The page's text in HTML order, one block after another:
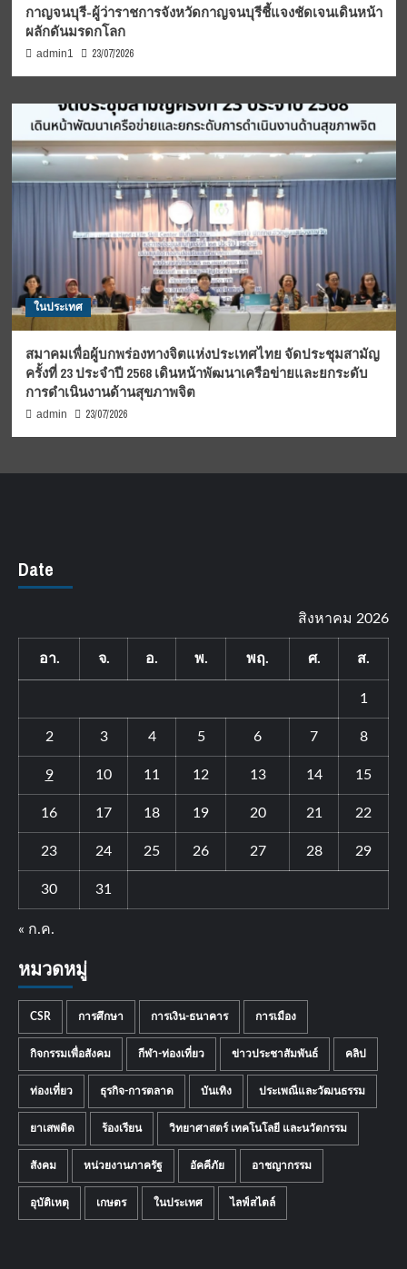
กาญจนบุรี-ผู้ว่าราชการจังหวัดกาญจนบุรีชี้แจงชัดเจนเดินหน้า
ผลักดันมรดกโลก
admin1 23/07/2026
ในประเทศ
สมาคมเพื่อผู้บกพร่องทางจิตแห่งประเทศไทย จัดประชุมสามัญ
ครั้งที่ 23 ประจำปี 2568 เดินหน้าพัฒนาเครือข่ายและยกระดับ
การดำเนินงานด้านสุขภาพจิต
admin 23/07/2026
Date
สิงหาคม 2026
อา. จ. อ. พ. พฤ. ศ. ส.
1
2 3 4 5 6 7 8
9 10 11 12 13 14 15
16 17 18 19 20 21 22
23 24 25 26 27 28 29
30 31
« ก.ค.
หมวดหมู่
CSR การศึกษา การเงิน-ธนาคาร การเมือง
กิจกรรมเพื่อสังคม กีฬา-ท่องเที่ยว ข่าวประชาสัมพันธ์ คลิป
ท่องเที่ยว ธุรกิจ-การตลาด บันเทิง ประเพณีและวัฒนธรรม
ยาเสพติด ร้องเรียน วิทยาศาสตร์ เทคโนโลยี และนวัตกรรม
สังคม หน่วยงานภาครัฐ อัคคีภัย อาชญากรรม
อุบัติเหตุ เกษตร ในประเทศ ไลฟ์สไตล์